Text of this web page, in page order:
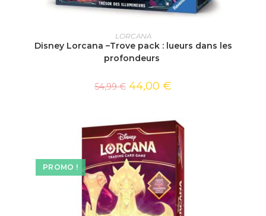
AJOUTER AU PANIER
LORCANA
Disney Lorcana –Trove pack : lueurs dans les
profondeurs
54,99€ 44,00 €
PROMO !